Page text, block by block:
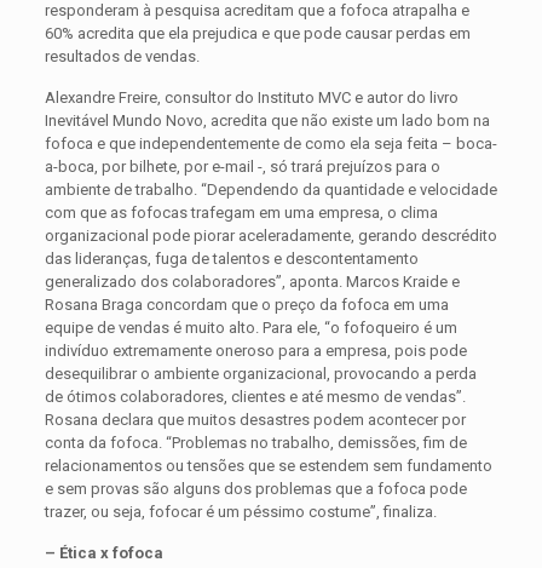
responderam à pesquisa acreditam que a fofoca atrapalha e
60% acredita que ela prejudica e que pode causar perdas em
resultados de vendas.
Alexandre Freire, consultor do Instituto MVC e autor do livro
Inevitável Mundo Novo, acredita que não existe um lado bom na
fofoca e que independentemente de como ela seja feita – boca-
a-boca, por bilhete, por e-mail -, só trará prejuízos para o
ambiente de tra­balho. “Dependendo da quantidade e velocidade
com que as fofocas trafegam em uma empresa, o clima
organizacional pode piorar aceleradamente, gerando descrédito
das lideranças, fuga de talentos e descon­tentamento
generalizado dos colaboradores”, aponta. Marcos Kraide e
Rosana Braga concordam que o preço da fofoca em uma
equipe de vendas é muito alto. Para ele, “o fofoqueiro é um
indivíduo extre­mamente oneroso para a empresa, pois pode
dese­quilibrar o ambiente organizacional, provocando a perda
de ótimos colaboradores, clientes e até mesmo de vendas”.
Rosana declara que muitos desastres podem acontecer por
conta da fofoca. “Problemas no trabalho, demissões, fim de
relacionamentos ou tensões que se estendem sem fundamento
e sem provas são alguns dos problemas que a fofoca pode
trazer, ou seja, fofocar é um péssimo costume”, finaliza.
– Ética x fofoca